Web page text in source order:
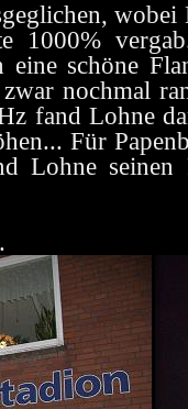
wobei
1000%
eine schöne
nochmal
fand Lohne
Für
Lohne